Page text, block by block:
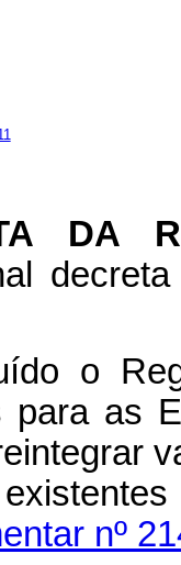
DA
o
para as
nº